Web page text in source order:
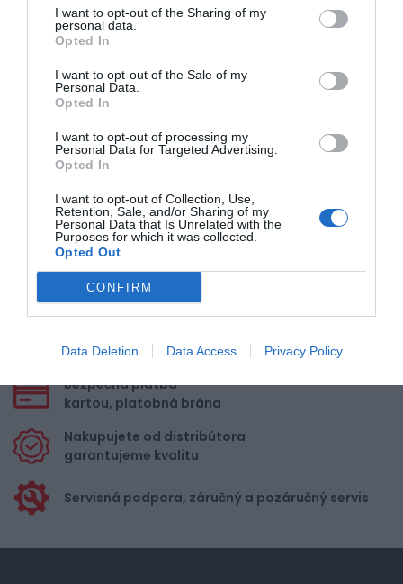
I want to opt-out of the Sharing of my
personal data.
Opted In
I want to opt-out of the Sale of my
Personal Data.
Opted In
I want to opt-out of processing my
Personal Data for Targeted Advertising.
Opted In
I want to opt-out of Collection, Use,
Retention, Sale, and/or Sharing of my
Personal Data that Is Unrelated with the
Purposes for which it was collected.
Opted Out
CONFIRM
Data Deletion Data Access Privacy Policy
Pre pridanie recenzie sa musíte
prihlásiť
nákupe nad 100,00 €
Bezpečná platba
kartou, platobná brána
Nakupujete od distribútora
garantujeme kvalitu
Servisná podpora, záručný a pozáručný servis